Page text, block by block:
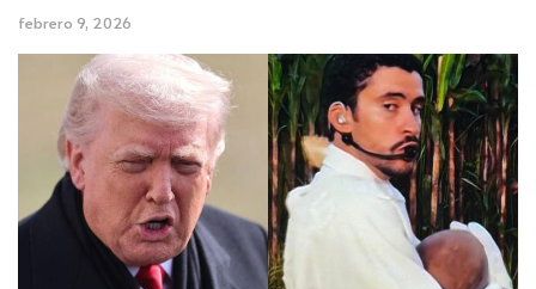
febrero 9, 2026